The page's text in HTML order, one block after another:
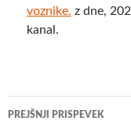
voznike. z dne,
kanal.
Krmarjenje
PREJŠNJI PRISPEVEK